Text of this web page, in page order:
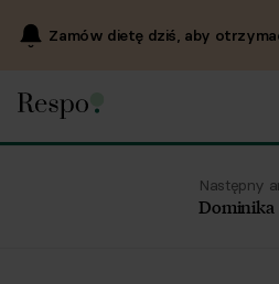
Zamów dietę dziś, aby
Następny
Dominika